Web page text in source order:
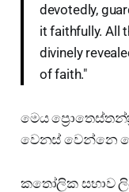
devotedly,
it faithfully. All
divinely
of faith."
මෙය
වෙනස් වෙන්නෙ
කතෝලික සභාව